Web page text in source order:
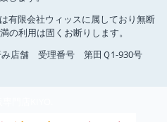
有限会社ウィッスに属しており無断
の利用は固くお断りします。
み店舗 受理番号 第田Ｑ1-930号